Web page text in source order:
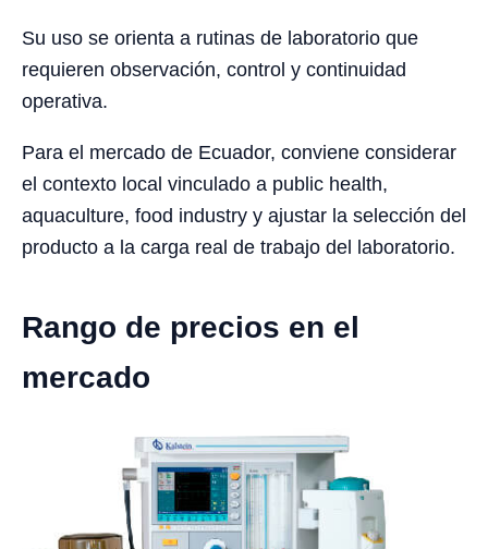
Su uso se orienta a rutinas de laboratorio que
requieren observación, control y continuidad
operativa.
Para el mercado de Ecuador, conviene considerar
el contexto local vinculado a public health,
aquaculture, food industry y ajustar la selección del
producto a la carga real de trabajo del laboratorio.
Rango de precios en el
mercado